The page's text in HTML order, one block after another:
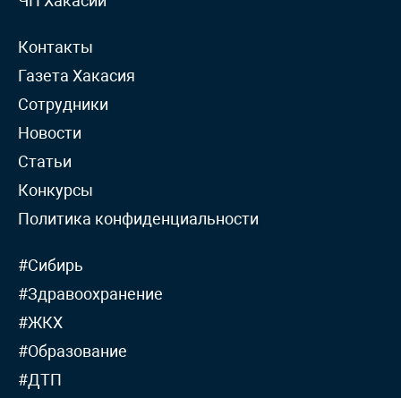
Контакты
Газета Хакасия
Сотрудники
Новости
Статьи
Конкурсы
Политика конфиденциальности
#Сибирь
#Здравоохранение
#ЖКХ
#Образование
#ДТП